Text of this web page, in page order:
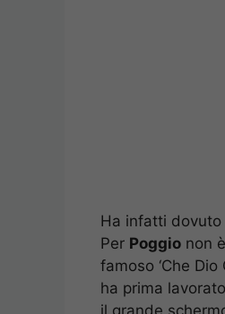
Ha infatti dovuto
Per Poggio non
famoso ‘Che
ha prima
il grande